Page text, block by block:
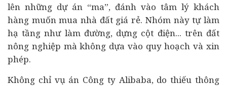
lên những dự án “ma”, đánh vào tâm lý khách
hàng muốn mua nhà đất giá rẻ. Nhóm này tự làm
hạ tầng như làm đường, dựng cột điện... trên đất
nông nghiệp mà không dựa vào quy hoạch và xin
phép.
Không chỉ vụ án Công ty Alibaba, do thiếu thông